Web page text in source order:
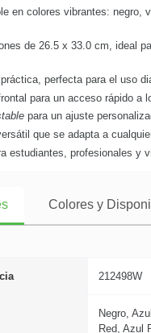
en colores vibrantes: negro,
de 26.5 x 33.0 cm, ideal
perfecta para el uso
para un acceso rápido a
para un ajuste
que se adapta a
estudiantes, profesionales y
Colores y
212498W
Negro,
Red, Azul